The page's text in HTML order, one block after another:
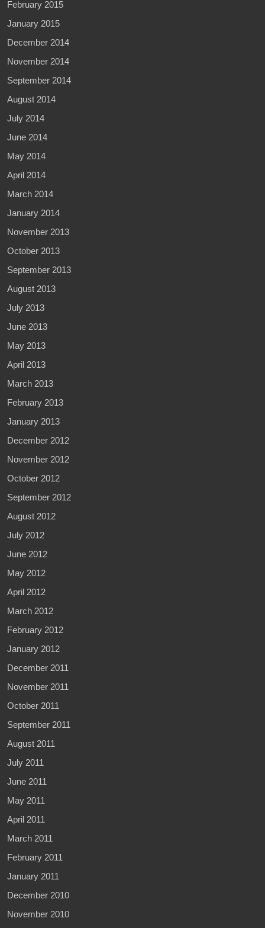
February 2015
January 2015
December 2014
November 2014
September 2014
August 2014
July 2014
June 2014
May 2014
April 2014
March 2014
January 2014
November 2013
October 2013
September 2013
August 2013
July 2013
June 2013
May 2013
April 2013
March 2013
February 2013
January 2013
December 2012
November 2012
October 2012
September 2012
August 2012
July 2012
June 2012
May 2012
April 2012
March 2012
February 2012
January 2012
December 2011
November 2011
October 2011
September 2011
August 2011
July 2011
June 2011
May 2011
April 2011
March 2011
February 2011
January 2011
December 2010
November 2010